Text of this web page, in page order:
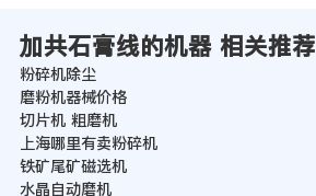
加共石膏线的机器 相关推荐
粉碎机除尘
磨粉机器械价格
切片机 粗磨机
上海哪里有卖粉碎机
铁矿尾矿磁选机
水晶自动磨机